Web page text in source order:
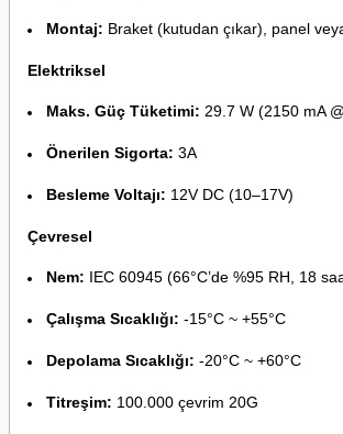
Montaj: Braket (kutudan çıkar), panel
Elektriksel
Maks. Güç Tüketimi: 29.7 W (2150 mA
Önerilen Sigorta: 3A
Besleme Voltajı: 12V DC (10–17V)
Çevresel
Nem: IEC 60945 (66°C’de %95 RH, 18
Çalışma Sıcaklığı: -15°C ~ +55°C
Depolama Sıcaklığı: -20°C ~ +60°C
Titreşim: 100.000 çevrim 20G